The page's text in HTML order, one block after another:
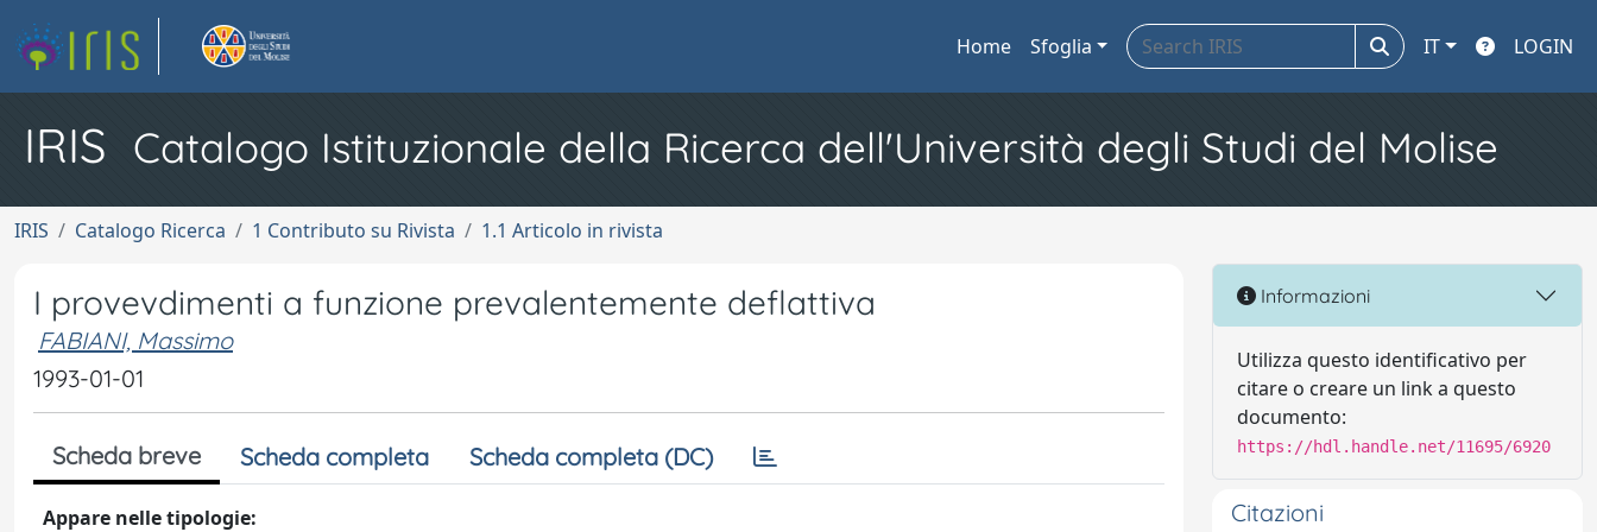
Home Sfoglia IT LOGIN
IRIS Catalogo Istituzionale della Ricerca dell'Università degli Studi del Molise
IRIS Catalogo Ricerca 1 Contributo su Rivista 1.1 Articolo in rivista
I provevdimenti a funzione prevalentemente deflattiva
FABIANI, Massimo
1993-01-01
Scheda breve Scheda completa Scheda completa (DC)
Appare nelle tipologie:
Informazioni
Utilizza questo identificativo per
citare o creare un link a questo
documento:
https://hdl.handle.net/11695/6920
Citazioni